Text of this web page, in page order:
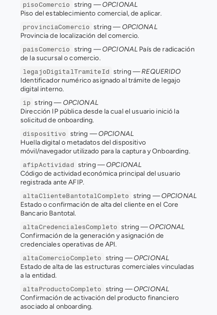
pisoComercio string — OPCIONAL
Piso del establecimiento comercial, de aplicar.
provinciaComercio string — OPCIONAL
Provincia de localización del comercio.
paisComercio string — OPCIONAL País de radicación
de la sucursal o comercio.
legajoDigitalTramiteId string — REQUERIDO
Identificador numérico asignado al trámite de legajo
digital interno.
ip string — OPCIONAL
Dirección IP pública desde la cual el usuario inició la
solicitud de onboarding.
dispositivo string — OPCIONAL
Huella digital o metadatos del dispositivo
móvil/navegador utilizado para la captura y Onboarding.
afipActividad string — OPCIONAL
Código de actividad económica principal del usuario
registrada ante AFIP.
altaClienteBantotalCompleto string — OPCIONAL
Estado o confirmación de alta del cliente en el Core
Bancario Bantotal.
altaCredencialesCompleto string — OPCIONAL
Confirmación de la generación y asignación de
credenciales operativas de API.
altaComercioCompleto string — OPCIONAL
Estado de alta de las estructuras comerciales vinculadas
a la entidad.
altaProductoCompleto string — OPCIONAL
Confirmación de activación del producto financiero
asociado al onboarding.